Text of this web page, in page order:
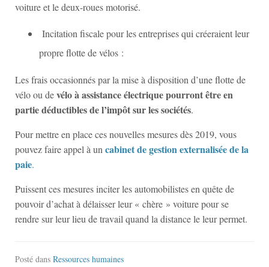
voiture et le deux-roues motorisé.
Incitation fiscale pour les entreprises qui créeraient leur
propre flotte de vélos :
Les frais occasionnés par la mise à disposition d’une flotte de
vélo ou devélo à assistance électrique pourront être en
partie déductibles de l’impôt sur les sociétés.
Pour mettre en place ces nouvelles mesures dès 2019, vous
pouvez faire appel à un cabinet de gestion externalisée de la
paie.
Puissent ces mesures inciter les automobilistes en quête de
pouvoir d’achat à délaisser leur « chère » voiture pour se
rendre sur leur lieu de travail quand la distance le leur permet.
Posté dans Ressources humaines